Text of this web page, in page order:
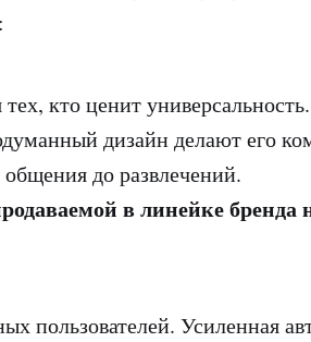
кто ценит
дизайн делают его
до развлечений.
в линейке бренда
пользователей. Усиленная